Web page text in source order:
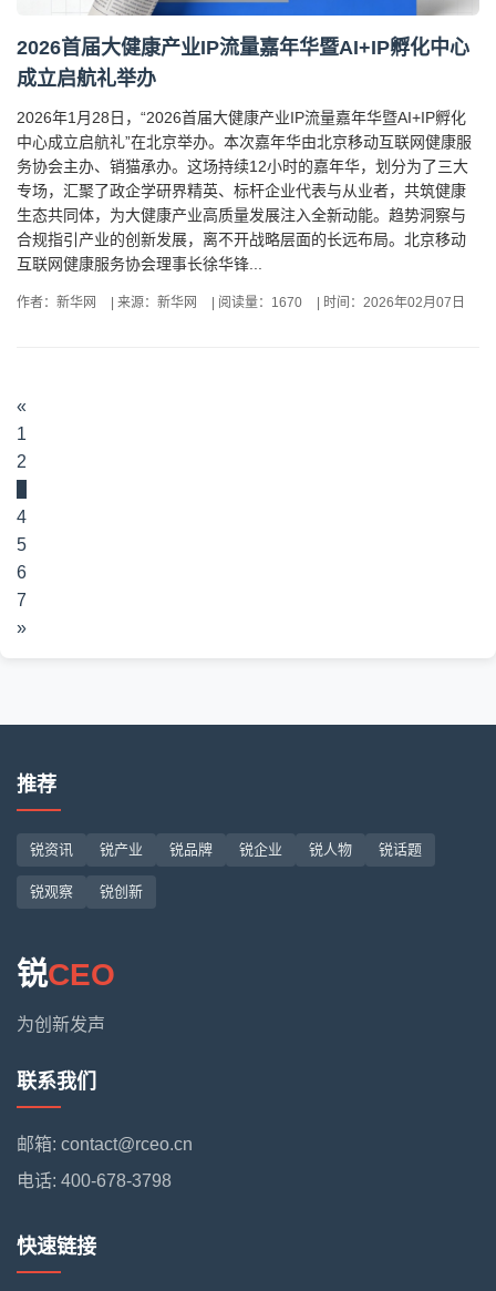
2026首届大健康产业IP流量嘉年华暨AI+IP孵化中心
成立启航礼举办
2026年1月28日，“2026首届大健康产业IP流量嘉年华暨AI+IP孵化
中心成立启航礼”在北京举办。本次嘉年华由北京移动互联网健康服
务协会主办、销猫承办。这场持续12小时的嘉年华，划分为了三大
专场，汇聚了政企学研界精英、标杆企业代表与从业者，共筑健康
生态共同体，为大健康产业高质量发展注入全新动能。趋势洞察与
合规指引产业的创新发展，离不开战略层面的长远布局。北京移动
互联网健康服务协会理事长徐华锋...
作者：新华网 来源：新华网 阅读量：1670 时间：2026年02月07日
«
1
2
4
5
6
7
»
推荐
锐资讯 锐产业 锐品牌 锐企业 锐人物 锐话题
锐观察 锐创新
锐CEO
为创新发声
联系我们
邮箱: contact@rceo.cn
电话: 400-678-3798
快速链接